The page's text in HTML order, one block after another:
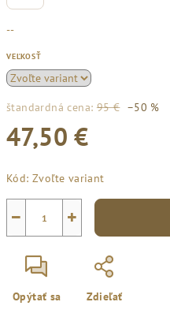
--
VEĽKOSŤ
štandardná cena: 95 € –50 %
47,50 €
cena:
Kód: Zvoľte variant
+
−
Opýtať sa Zdieľať